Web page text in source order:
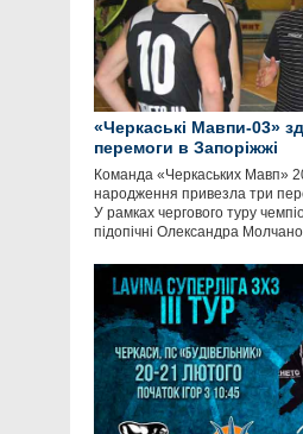
«Черкаські Мавпи-03»
перемоги в Запоріжжі
Команда «Черкаських Мавп»
народження привезла три
У рамках чергового туру
підопічні Олександра